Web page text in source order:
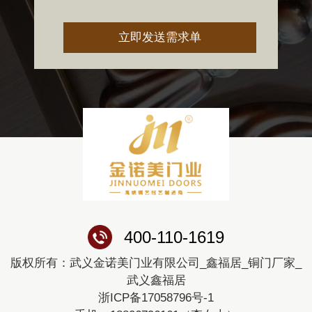
400-110-1619
版权所有：武义金诺美门业有限公司_鑫福居_铜门厂家_
武义鑫福居
浙ICP备17058796号-1